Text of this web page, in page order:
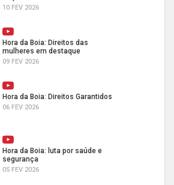
10 FEV 2026
Hora da Boia: Direitos das
mulheres em destaque
09 FEV 2026
Hora da Boia: Direitos Garantidos
06 FEV 2026
Hora da Boia: luta por saúde e
segurança
05 FEV 2026